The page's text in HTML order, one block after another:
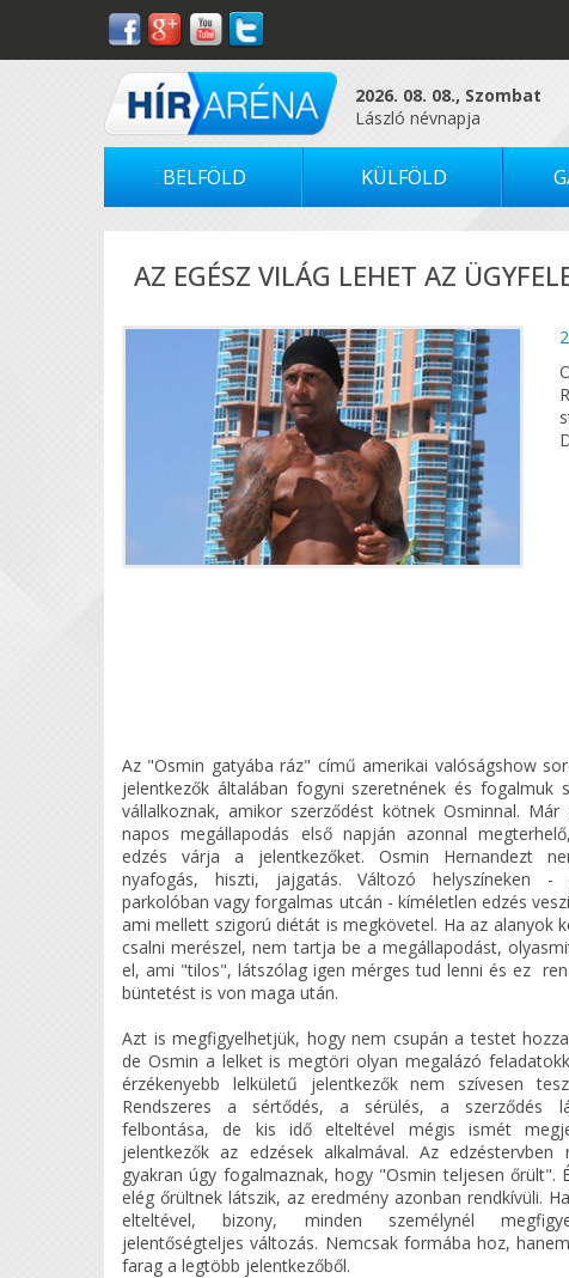
2026. 08. 08., Szombat
László névnapja
BELFÖLD KÜLFÖLD
AZ EGÉSZ VILÁG LEHET AZ
Az "Osmin gatyába ráz" című amerikai valóságshow
jelentkezők általában fogyni szeretnének és fogalmuk
vállalkoznak, amikor szerződést kötnek Osminnal. Már
napos megállapodás első napján azonnal
edzés várja a jelentkezőket. Osmin Hernandezt
nyafogás, hiszti, jajgatás. Változó helyszíneken -
parkolóban vagy forgalmas utcán - kíméletlen edzés
ami mellett szigorú diétát is megkövetel. Ha az alanyok
csalni merészel, nem tartja be a megállapodást,
el, ami "tilos", látszólag igen mérges tud lenni és ez
büntetést is von maga után.
Azt is megfigyelhetjük, hogy nem csupán a testet
de Osmin a lelket is megtöri olyan megalázó
érzékenyebb lelkületű jelentkezők nem szívesen
Rendszeres a sértődés, a sérülés, a szerződés
felbontása, de kis idő elteltével mégis ismét
jelentkezők az edzések alkalmával. Az edzéstervben
gyakran úgy fogalmaznak, hogy "Osmin teljesen őrült".
elég őrültnek látszik, az eredmény azonban rendkívüli.
elteltével, bizony, minden személynél
jelentőségteljes változás. Nemcsak formába hoz,
farag a legtöbb jelentkezőből.